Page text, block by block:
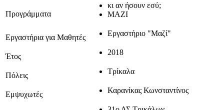
Προγράμματα
κι αν ήσουν εσύ;
ΜΑΖΙ
Εργαστήρια για Μαθητές Εργαστήριο "Μαζί"
Έτος 2018
Πόλεις Τρίκαλα
Εμψυχωτές Καρανίκας Κωνσταντίνος